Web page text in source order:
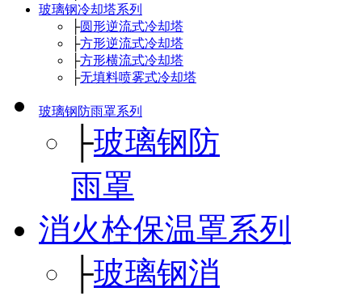
玻璃钢冷却塔系列
├圆形逆流式冷却塔
├方形逆流式冷却塔
├方形横流式冷却塔
├无填料喷雾式冷却塔
玻璃钢防雨罩系列
├玻璃钢防
雨罩
消火栓保温罩系列
├玻璃钢消